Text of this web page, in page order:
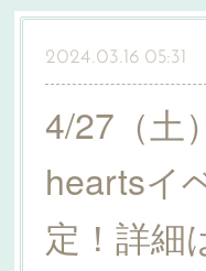
2024.03.16 05:31
4/27（土
heartsイ
定！詳細